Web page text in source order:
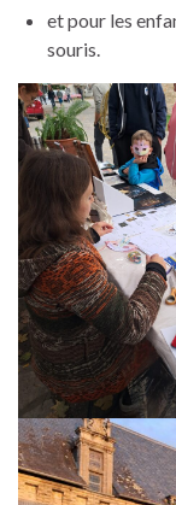
et pour les
souris.